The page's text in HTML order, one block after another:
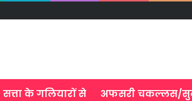
सत्ता के गलियारों से अफसरी चकल्लस/